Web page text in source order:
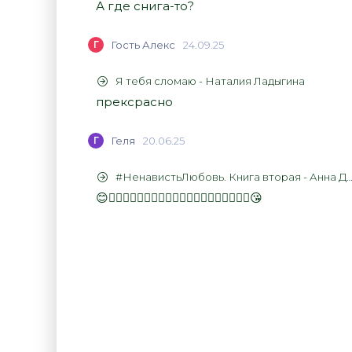
А где снига-то?
Г Гость Алекс 24.09.25
Я тебя сломаю - Наталия Ладыгина
прексрасно
Г Геля 20.06.25
#НенавистьЛюбовь. Книга вторая - Анна Джейн
😊👍🏻👍🏻👍🏻👍🏻👍🏻👍🏻👍🏻👍🏻👍🏻👍🏻😘